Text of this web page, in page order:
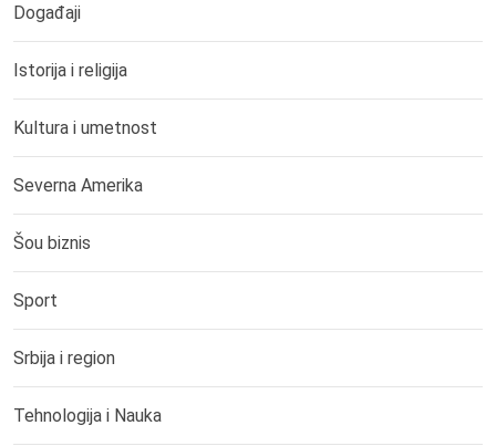
Događaji
Istorija i religija
Kultura i umetnost
Severna Amerika
Šou biznis
Sport
Srbija i region
Tehnologija i Nauka